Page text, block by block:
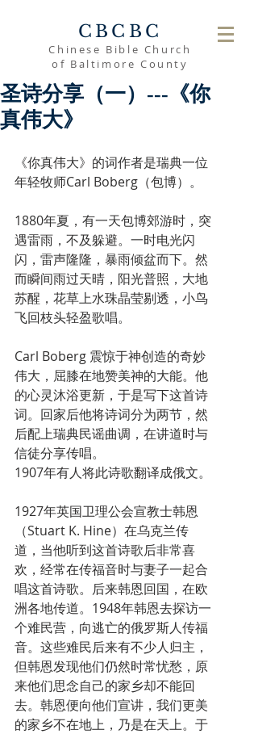
CBCBC
Chinese Bible Church
of Baltimore County
圣诗分享（一）---《你
真伟大》
《你真伟大》的词作者是瑞典一位
年轻牧师Carl Boberg（包博）。
1880年夏，有一天包博郊游时，突
遇雷雨，不及躲避。一时电光闪
闪，雷声隆隆，暴雨倾盆而下。然
而瞬间雨过天晴，阳光普照，大地
苏醒，花草上水珠晶莹剔透，小鸟
飞回枝头轻盈歌唱。
Carl Boberg 震惊于神创造的奇妙
伟大，屈膝在地赞美神的大能。他
的心灵沐浴更新，于是写下这首诗
词。回家后他将诗词分为两节，然
后配上瑞典民谣曲调，在讲道时与
信徒分享传唱。
1907年有人将此诗歌翻译成俄文。
1927年英国卫理公会宣教士韩恩
（Stuart K. Hine）在乌克兰传
道，当他听到这首诗歌后非常喜
欢，经常在传福音时与妻子一起合
唱这首诗歌。后来韩恩回国，在欧
洲各地传道。1948年韩恩去探访一
个难民营，向逃亡的俄罗斯人传福
音。这些难民后来有不少人归主，
但韩恩发现他们仍然时常忧愁，原
来他们思念自己的家乡却不能回
去。韩恩便向他们宣讲，我们更美
的家乡不在地上，乃是在天上。于